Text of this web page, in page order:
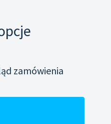
zamówienia